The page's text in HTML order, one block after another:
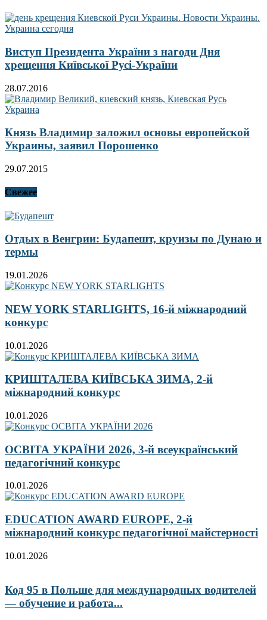
Виступ Президента України з нагоди Дня
хрещення Київської Русі-України
28.07.2016
Князь Владимир заложил основы европейской
Украины, заявил Порошенко
29.07.2015
Свежее
Отдых в Венгрии: Будапешт, круизы по Дунаю и
термы
19.01.2026
NEW YORK STARLIGHTS, 16-й міжнародний
конкурс
10.01.2026
КРИШТАЛЕВА КИЇВСЬКА ЗИМА, 2-й
міжнародний конкурс
10.01.2026
ОСВІТА УКРАЇНИ 2026, 3-й всеукраїнський
педагогічний конкурс
10.01.2026
EDUCATION AWARD EUROPE, 2-й
міжнародний конкурс педагогічної майстерності
10.01.2026
Код 95 в Польше для международных водителей
— обучение и работа...